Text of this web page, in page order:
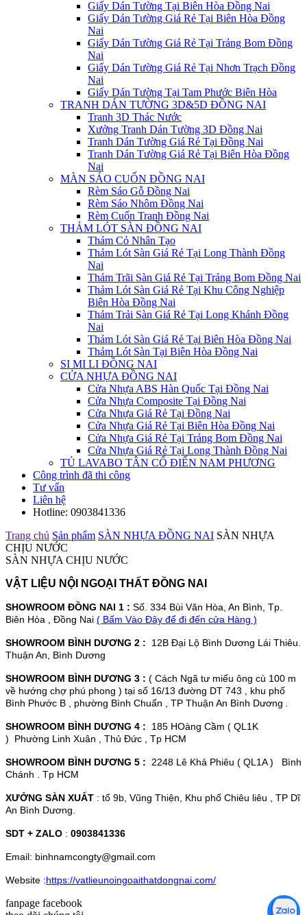
Giấy Dán Tường Tại Biên Hòa Đồng Nai
Giấy Dán Tường Giá Rẻ Tại Biên Hòa Đồng
Nai
Giấy Dán Tường Giá Rẻ Tại Trảng Bom Đồng
Nai
Giấy Dán Tường Giá Rẻ Tại Nhơn Trạch Đồng
Nai
Giấy Dán Tường Tại Tam Phước Biên Hòa
TRANH DÁN TƯỜNG 3D&5D ĐỒNG NAI
Tranh 3D Thác Nước
Xưởng Tranh Dán Tường 3D Đồng Nai
Tranh Dán Tường Giá Rẻ Tại Đồng Nai
Tranh Dán Tường Giá Rẻ Tại Biên Hòa Đồng
Nai
MÀN SÁO CUỐN ĐỒNG NAI
Rèm Sáo Gỗ Đồng Nai
Rèm Sáo Nhôm Đồng Nai
Rèm Cuốn Tranh Đồng Nai
THẢM LÓT SÀN ĐỒNG NAI
Thảm Cỏ Nhân Tạo
Thảm Lót Sàn Giá Rẻ Tại Long Thành Đồng
Nai
Thảm Trãi Sàn Giá Rẻ Tại Trảng Bom Đồng Nai
Thảm Lót Sàn Giá Rẻ Tại Khu Công Nghiệp
Biên Hòa Đồng Nai
Thảm Trải Sàn Giá Rẻ Tại Long Khánh Đồng
Nai
Thảm Lót Sàn Giá Rẻ Tại Biên Hòa Đồng Nai
Thảm Lót Sàn Tại Biên Hòa Đồng Nai
SI MI LI ĐỒNG NAI
CỬA NHỰA ĐỒNG NAI
Cửa Nhựa ABS Hàn Quốc Tại Đồng Nai
Cửa Nhựa Composite Tại Đồng Nai
Cửa Nhựa Giá Rẻ Tại Đồng Nai
Cửa Nhựa Giá Rẻ Tại Biên Hòa Đồng Nai
Cửa Nhựa Giá Rẻ Tại Trảng Bom Đồng Nai
Cửa Nhựa Giá Rẻ Tại Long Thành Đồng Nai
TỦ LAVABO TÂN CỔ ĐIỂN NAM PHƯƠNG
Công trình đã thi công
Tư vấn
Liên hệ
Hotline: 0903841336
Trang chủ Sản phẩm SÀN NHỰA ĐỒNG NAI SÀN NHỰA
CHỊU NƯỚC
SÀN NHỰA CHỊU NƯỚC
VẬT LIỆU NỘI NGOẠI THẤT ĐỒNG NAI
SHOWROOM ĐỒNG NAI 1 : Số. 334 Bùi Văn Hòa, An Bình, Tp.
Biên Hòa , Đồng Nai ( Bấm Vào Đây để đi đến cửa Hàng )
SHOWROOM BÌNH DƯƠNG 2 :
12B Đại Lộ Bình Dương Lái Thiêu.
Thuận An, Bình Dương
SHOWROOM BÌNH DƯƠNG 3 : ( Cách Ngã tư miếu ông cù 100 m
về hướng chợ phú phong ) tại số 16/13 đường DT 743 , khu phố
Bình Phước B , phường Bình Chuẩn , TP Thuận An Bình Dương
SHOWROOM BÌNH DƯƠNG 4 :
185 HOàng Cầm ( QL1K
) Phường Linh Xuân , Thủ Đức , Tp HCM
SHOWROOM BÌNH DƯƠNG 5 :
2248 Lê Khả Phiêu ( QL1A ) Bình
Chánh . Tp HCM
XƯỞNG SÀN XUẤT : tổ 9b, Vũng Thiện, Khu phố Chiêu liêu , TP Dĩ
An Bình Dương.
SDT + ZALO : 0903841336
Email: binhnamcongty@gmail.com
Website :https://vatlieunoingoaithatdongnai.com/
fanpage facebook